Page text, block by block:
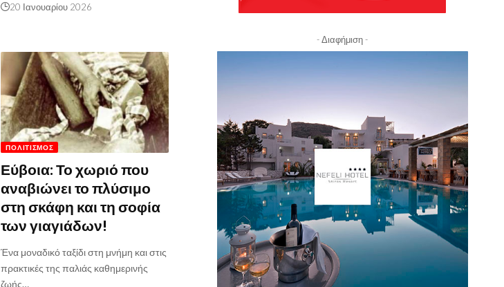
20 Ιανουαρίου 2026
ΠΟΛΙΤΙΣΜΌΣ
Εύβοια: Το χωριό που
αναβιώνει το πλύσιμο
στη σκάφη και τη σοφία
των γιαγιάδων!
Ένα μοναδικό ταξίδι στη μνήμη και στις
πρακτικές της παλιάς καθημερινής
ζωής…
- Διαφήμιση -